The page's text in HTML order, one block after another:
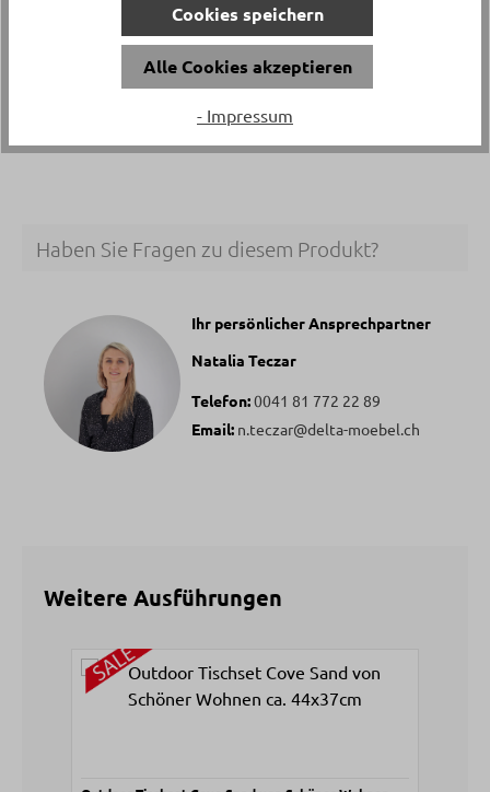
Artikelfarbe
Haben Sie Fragen zu diesem Produkt?
Ihr persönlicher Ansprechpartner
Natalia Teczar
Telefon:0041 81 772 22 89
Email: n.teczar@delta-moebel.ch
Weitere Ausführungen
Produktgalerie überspringen
Cookies speichern
Alle Cookies akzeptieren
- Impressum